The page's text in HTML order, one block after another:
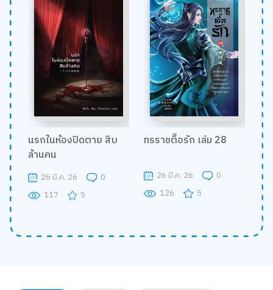
นรกในห้องปิดตาย สิบ
ล้านคน
26 มี.ค. 26
0
117
5
ทรราชตื๊อรัก เล่ม 28
26 มี.ค. 26
0
126
5